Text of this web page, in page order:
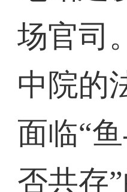
场官司
中院的
面临“
否共存